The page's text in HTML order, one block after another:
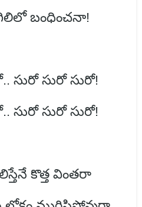
బంధించనా!
సురో సురో సురో!
సురో సురో సురో!
కొత్త వింతరా